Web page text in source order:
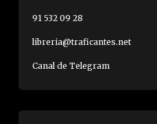
91 532 09 28
libreria@traficantes.net
Canal de Telegram